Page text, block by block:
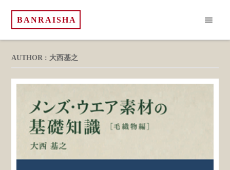
BANRAISHA
AUTHOR : 大西基之